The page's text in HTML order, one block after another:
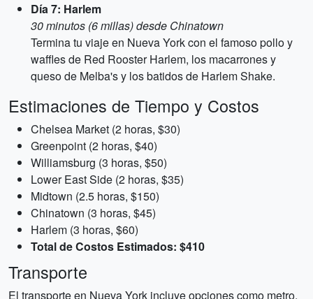
Día 7: Harlem
30 minutos (6 millas) desde Chinatown
Termina tu viaje en Nueva York con el famoso pollo y
waffles de Red Rooster Harlem, los macarrones y
queso de Melba's y los batidos de Harlem Shake.
Estimaciones de Tiempo y Costos
Chelsea Market (2 horas, $30)
Greenpoint (2 horas, $40)
Williamsburg (3 horas, $50)
Lower East Side (2 horas, $35)
Midtown (2.5 horas, $150)
Chinatown (3 horas, $45)
Harlem (3 horas, $60)
Total de Costos Estimados: $410
Transporte
El transporte en Nueva York incluye opciones como metro,